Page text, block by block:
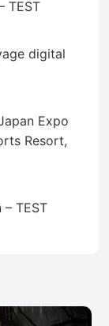
TEST
digital
Expo
Resort,
TEST